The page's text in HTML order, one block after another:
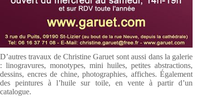
D’autres travaux de Christine Garuet sont aussi dans la galerie
: linogravures, monotypes, mini huiles, petites abstractions,
dessins, encres de chine, photographies, affiches. Également
des peintures à l’huile sur toile, en vente à partir d’un
catalogue.